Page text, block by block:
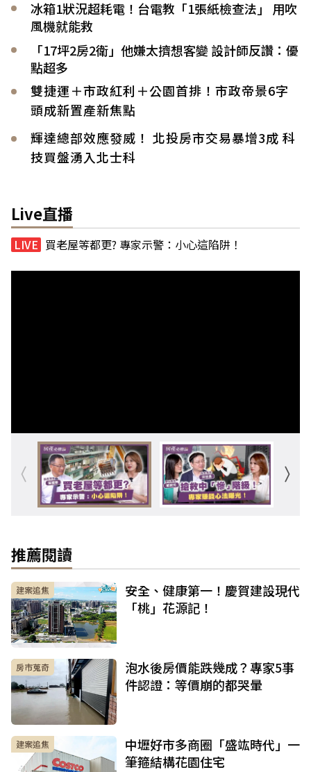
冰箱1狀況超耗電！台電教「1張紙檢查法」 用吹
風機就能救
「17坪2房2衛」他嫌太擠想客變 設計師反讚：優
點超多
雙捷運＋市政紅利＋公園首排！市政帝景6字
頭成新置產新焦點
輝達總部效應發威！ 北投房市交易暴增3成 科
技買盤湧入北士科
Live直播
買老屋等都更? 專家示警：小心這陷阱！
推薦閱讀
建案追焦
安全、健康第一！慶賀建設現代
「桃」花源記！
房市蒐奇
泡水後房價能跌幾成？專家5事
件認證：等價崩的都哭暈
建案追焦
中壢好市多商圈「盛竑時代」一
筆箍結構花園住宅